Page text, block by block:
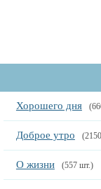
Хорошего дня
Доброе утро
О жизни (557 шт.)